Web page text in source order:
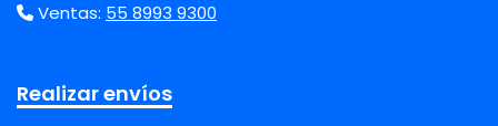
Ventas: 55 8993 9300
Realizar envíos